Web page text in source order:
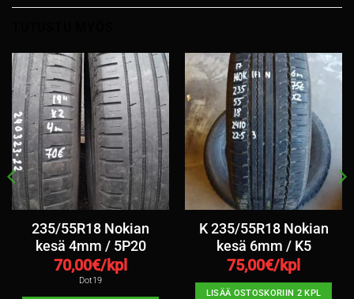
235/55R18 Nokian
kesä 4mm / 5P20
70,00€/kpl
Dot19
K 235/55R18 Nokian
kesä 6mm / K5
75,00€/kpl
LISÄÄ OSTOSKORIIN 2 KPL